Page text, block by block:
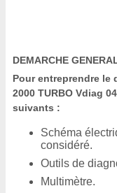
DEMARCHE
Pour entreprendre le
2000 TURBO Vdiag
suivants :
Schéma
considéré.
Outils de
Multimètre.